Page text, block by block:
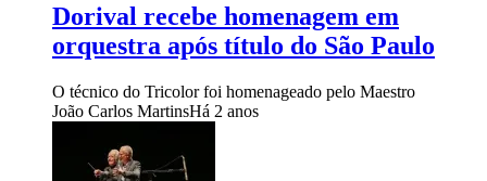
Dorival recebe homenagem em
orquestra após título do São Paulo
O técnico do Tricolor foi homenageado pelo Maestro
João Carlos MartinsHá 2 anos